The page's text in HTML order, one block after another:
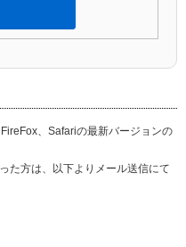
、Safariの最新バージョンの
た方は、以下よりメール送信にて